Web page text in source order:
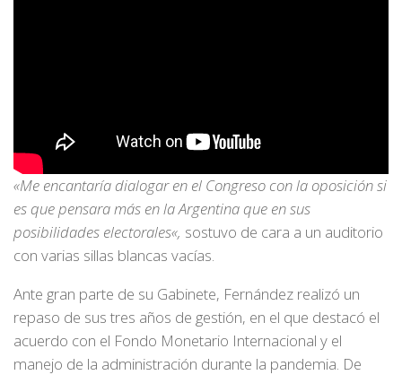
«Me encantaría dialogar en el Congreso con la oposición si
es que pensara más en la Argentina que en sus
posibilidades electorales«, sostuvo de cara a un auditorio
con varias sillas blancas vacías.
Ante gran parte de su Gabinete, Fernández realizó un
repaso de sus tres años de gestión, en el que destacó el
acuerdo con el Fondo Monetario Internacional y el
manejo de la administración durante la pandemia. De